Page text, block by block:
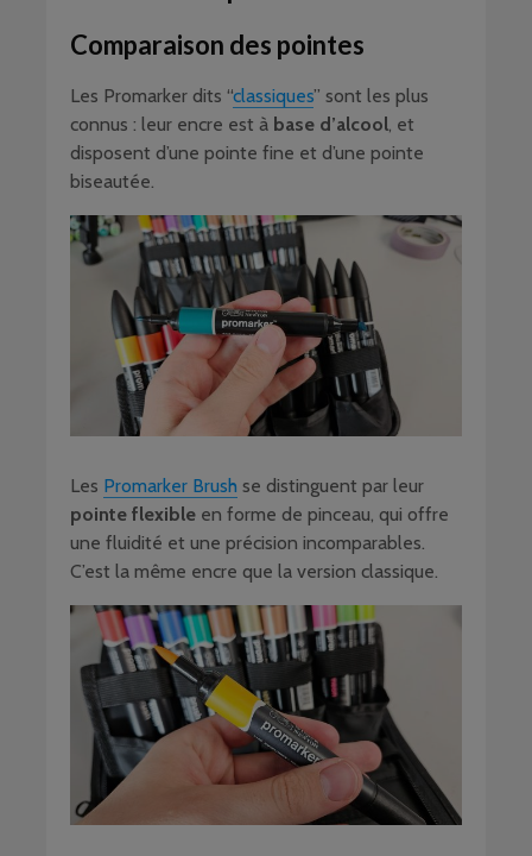
Comparaison des pointes
Les Promarker dits “classiques” sont les plus
connus : leur encre est à base d’alcool, et
disposent d’une pointe fine et d’une pointe
biseautée.
Les Promarker Brush se distinguent par leur
pointe flexible en forme de pinceau, qui offre
une fluidité et une précision incomparables.
C’est la même encre que la version classique.